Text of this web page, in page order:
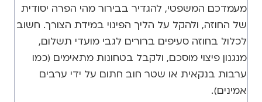
מעמדכם המשפטי, להגדיר בבירור מהי הפרה יסודית
של החוזה, ולהקל על הליך הפינוי במידת הצורך. חשוב
לכלול בחוזה סעיפים ברורים לגבי מועדי תשלום,
מנגנון פיצוי מוסכם, ולקבל בטחונות מתאימים (כמו
ערבות בנקאית או שטר חוב חתום על ידי ערבים
אמינים).